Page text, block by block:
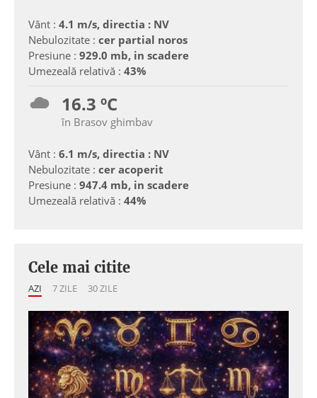
Vânt : 4.1 m/s, directia : NV
Nebulozitate : cer partial noros
Presiune : 929.0 mb, in scadere
Umezeală relativă : 43%
16.3 ºC
în Brasov ghimbav
Vânt : 6.1 m/s, directia : NV
Nebulozitate : cer acoperit
Presiune : 947.4 mb, in scadere
Umezeală relativă : 44%
Cele mai citite
AZI 7 ZILE 30 ZILE